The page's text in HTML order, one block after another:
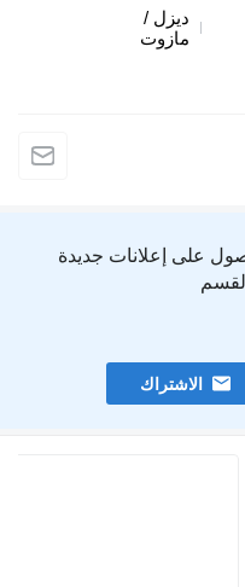
ديزل /
مازوت
إعلانات جديدة
الاشتراك